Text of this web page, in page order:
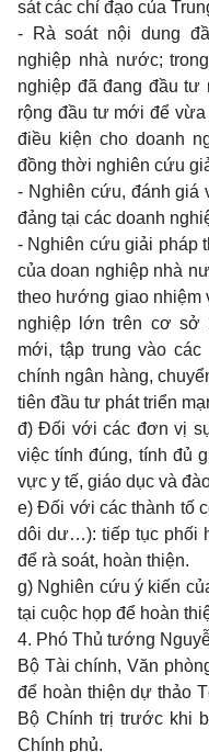
sát các chỉ đạo của
- Rà soát nội dung
nghiệp nhà nước;
nghiệp đã đang đầu
rộng đầu tư mới để
điều kiện cho doanh
đồng thời nghiên cứu
- Nghiên cứu, đánh giá
đảng tại các doanh
- Nghiên cứu giải pháp
của doan nghiệp nhà
theo hướng giao nhiệm
nghiệp lớn trên cơ sở
mới, tập trung vào
chính ngân hàng,
tiên đầu tư phát triển
đ) Đối với các đơn vị
việc tính đúng, tính đủ
vực y tế, giáo dục và
e) Đối với các thành tố
dôi dư…): tiếp tục phối
để rà soát, hoàn thiện.
g) Nghiên cứu ý kiến
tại cuộc họp để hoàn
4. Phó Thủ tướng
Bộ Tài chính, Văn
để hoàn thiện dự thảo
Bộ Chính trị trước khi
Chính phủ.